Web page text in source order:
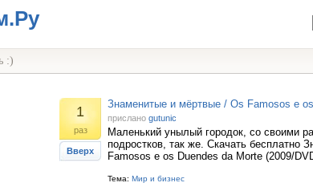
:)
1
раз
Вверх
Знаменитые и мёртвые / Os Famosos e
прислано gutunic
Маленький унылый городок, со своими
подростков, так же. Скачать бесплатно
Famosos e os Duendes da Morte (2009/
Тема: Мир и бизнес